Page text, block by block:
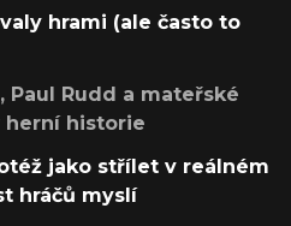
hrami (ale často to
Rudd a mateřské
herní historie
jako střílet v reálném
hráčů myslí